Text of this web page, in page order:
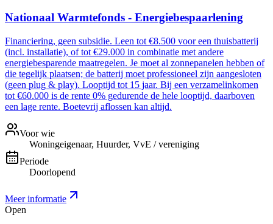
Nationaal Warmtefonds - Energiebespaarlening
Financiering, geen subsidie. Leen tot €8.500 voor een thuisbatterij
(incl. installatie), of tot €29.000 in combinatie met andere
energiebesparende maatregelen. Je moet al zonnepanelen hebben of
die tegelijk plaatsen; de batterij moet professioneel zijn aangesloten
(geen plug & play). Looptijd tot 15 jaar. Bij een verzamelinkomen
tot €60.000 is de rente 0% gedurende de hele looptijd, daarboven
een lage rente. Boetevrij aflossen kan altijd.
Voor wie
Woningeigenaar, Huurder, VvE / vereniging
Periode
Doorlopend
Meer informatie
Open